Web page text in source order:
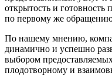
открытость и готовность
по первому же
По нашему мнению,
динамично и успешно
выбором
плодотворному и